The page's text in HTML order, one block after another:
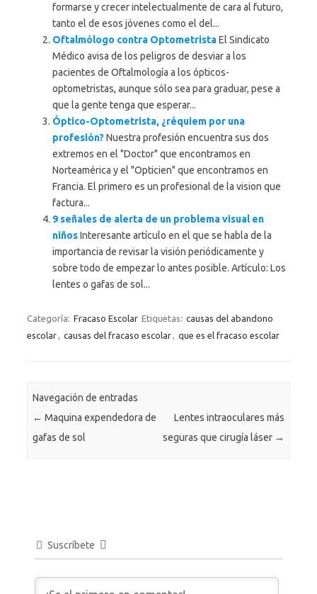
formarse y crecer intelectualmente de cara al futuro,
tanto el de esos jóvenes como el del...
Oftalmólogo contra OptometristaEl Sindicato
Médico avisa de los peligros de desviar a los
pacientes de Oftalmología a los ópticos-
optometristas, aunque sólo sea para graduar, pese a
que la gente tenga que esperar...
Óptico-Optometrista, ¿réquiem por una
profesión? Nuestra profesión encuentra sus dos
extremos en el "Doctor" que encontramos en
Norteamérica y el "Opticien" que encontramos en
Francia. El primero es un profesional de la vision que
factura...
9 señales de alerta de un problema visual en
niñosInteresante artículo en el que se habla de la
importancia de revisar la visión periódicamente y
sobre todo de empezar lo antes posible. Artículo: Los
lentes o gafas de sol...
Categoría: Fracaso Escolar Etiquetas: causas del abandono
escolar
causas del fracaso escolar que es el fracaso escolar
Navegación de entradas
← Maquina expendedora de
gafas de sol
Lentes intraoculares más
seguras que cirugía láser →
Suscríbete